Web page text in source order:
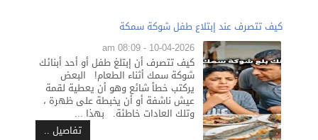
كيف تتصرف عند إبتلاع طفل شوكة سمكة
10-04-2026 - 08:09 am
كيف تتصرف أن إبتلغ طفل أو أحد أبنائك
شوكة سمك أثناء الطعام! البعض
يركتب خطأ شائع وهو أن يعطية لقمة
عيش ناشفة أو أن يخبطة على ظهرة ،
وتلك العادات خاطئة. بهذا ...
تفاصيل ..